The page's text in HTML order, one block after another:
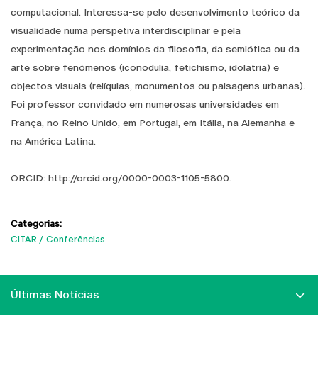
computacional. Interessa-se pelo desenvolvimento teórico da
visualidade numa perspetiva interdisciplinar e pela
experimentação nos domínios da filosofia, da semiótica ou da
arte sobre fenómenos (iconodulia, fetichismo, idolatria) e
objectos visuais (relíquias, monumentos ou paisagens urbanas).
Foi professor convidado em numerosas universidades em
França, no Reino Unido, em Portugal, em Itália, na Alemanha e
na América Latina.
ORCID: http://orcid.org/0000-0003-1105-5800.
Categorias:
CITAR
Conferências
Últimas Notícias